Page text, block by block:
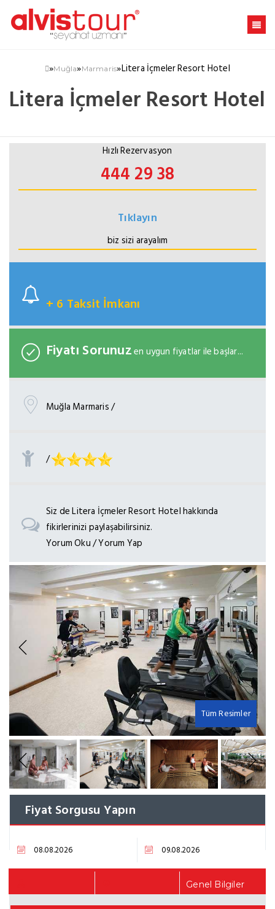
»Muğla»Marmaris»Litera İçmeler Resort Hotel
Litera İçmeler Resort Hotel
Hızlı Rezervasyon
444 29 38
Tıklayın
biz sizi arayalım
+ 6 Taksit İmkanı
Fiyatı Sorunuzen uygun fiyatlar ile başlar...
Muğla Marmaris /
/
Siz de Litera İçmeler Resort Hotel hakkında
fikirlerinizi paylaşabilirsiniz.
Yorum Oku / Yorum Yap
Tüm Resimler
Next
Previous Next
Fiyat Sorgusu Yapın
Genel Bilgiler